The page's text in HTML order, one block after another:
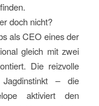
doch nicht?
als CEO eines der
gleich mit zwei
Die reizvolle
– die
aktiviert den